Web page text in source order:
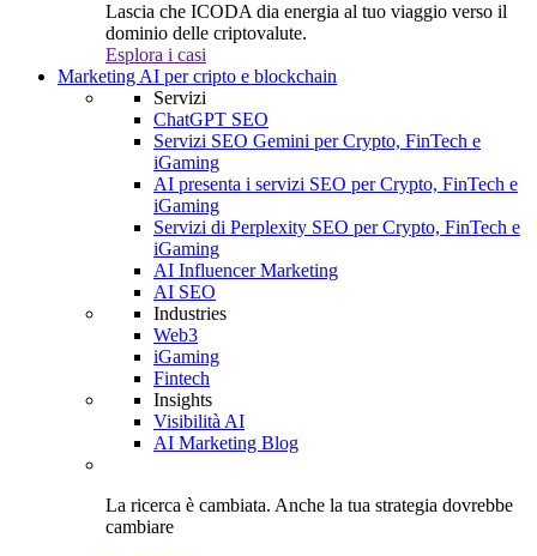
Lascia che ICODA dia energia al tuo viaggio verso il
dominio delle criptovalute.
Esplora i casi
Marketing AI per cripto e blockchain
Servizi
ChatGPT SEO
Servizi SEO Gemini per Crypto, FinTech e
iGaming
AI presenta i servizi SEO per Crypto, FinTech e
iGaming
Servizi di Perplexity SEO per Crypto, FinTech e
iGaming
AI Influencer Marketing
AI SEO
Industries
Web3
iGaming
Fintech
Insights
Visibilità AI
AI Marketing Blog
La ricerca è cambiata. Anche la tua strategia dovrebbe
cambiare